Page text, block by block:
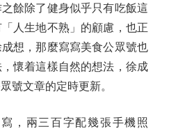
餘除了健身似乎只有吃飯這
人生地不熟」的顧慮，也正
想，那麼寫寫美食公眾號也
懷着這樣自然的想法，徐成
號文章的定時更新。
兩三百字配幾張手機照